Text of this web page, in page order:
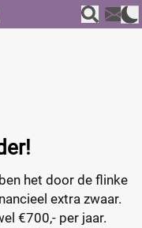
het door de flinke
extra zwaar.
€700,- per jaar.